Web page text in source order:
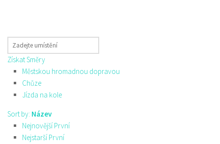
Získat Směry
Městskou hromadnou dopravou
Chůze
Jízda na kole
Sort by: Název
Nejnovější První
Nejstarší První